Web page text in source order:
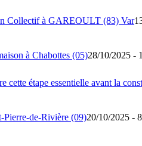
Collectif à GAREOULT (83) Var
à Chabottes (05)28/10/2025 -
cette étape essentielle avant la
Pierre-de-Rivière (09)20/10/2025 -